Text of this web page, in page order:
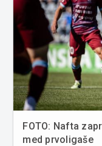
FOTO: Nafta
med prvoligaše